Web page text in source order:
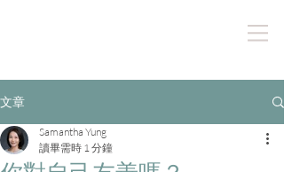
文章
Samantha Yung
讀畢需時 1 分鐘